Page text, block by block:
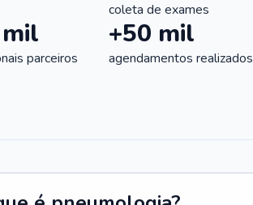
coleta de exames
parceiros
+50 mil
agendamentos realizados